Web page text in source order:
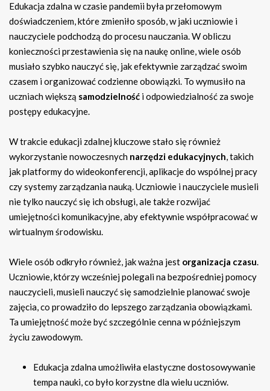
Edukacja zdalna w czasie pandemii była przełomowym
doświadczeniem, które zmieniło sposób, w jaki uczniowie i
nauczyciele podchodzą do procesu nauczania. W obliczu
konieczności przestawienia się na naukę online, wiele osób
musiało szybko nauczyć się, jak efektywnie zarządzać swoim
czasem i organizować codzienne obowiązki. To wymusiło na
uczniach większą samodzielność i odpowiedzialność za swoje
postępy edukacyjne.
W trakcie edukacji zdalnej kluczowe stało się również
wykorzystanie nowoczesnych narzędzi edukacyjnych, takich
jak platformy do wideokonferencji, aplikacje do wspólnej pracy
czy systemy zarządzania nauką. Uczniowie i nauczyciele musieli
nie tylko nauczyć się ich obsługi, ale także rozwijać
umiejętności komunikacyjne, aby efektywnie współpracować w
wirtualnym środowisku.
Wiele osób odkryło również, jak ważna jest organizacja czasu.
Uczniowie, którzy wcześniej polegali na bezpośredniej pomocy
nauczycieli, musieli nauczyć się samodzielnie planować swoje
zajęcia, co prowadziło do lepszego zarządzania obowiązkami.
Ta umiejętność może być szczególnie cenna w późniejszym
życiu zawodowym.
Edukacja zdalna umożliwiła elastyczne dostosowywanie
tempa nauki, co było korzystne dla wielu uczniów.